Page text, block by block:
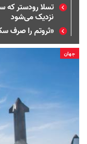
نزدیک می‌شود
«ثروتم را صرف
جهان